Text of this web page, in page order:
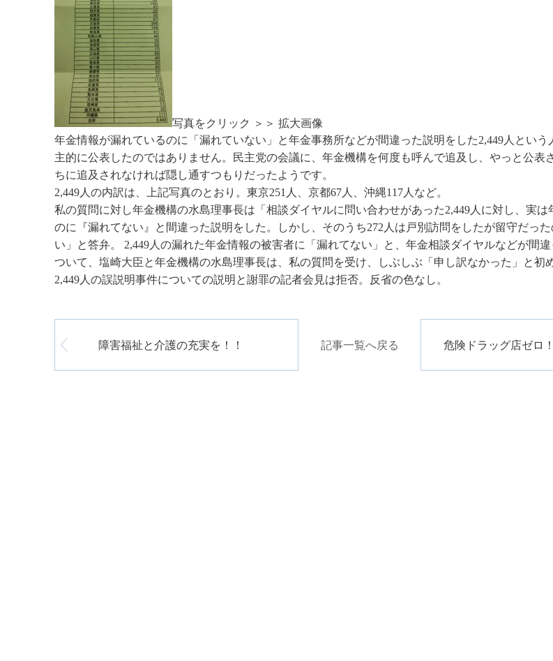
写真をクリック ＞＞ 拡大画像
年金情報が漏れているのに「漏れていない」と年金事務所などが間違った説明をした2,449人という
主的に公表したのではありません。民主党の会議に、年金機構を何度も呼んで追及し、やっと公表
ちに追及されなければ隠し通すつもりだったようです。
2,449人の内訳は、上記写真のとおり。東京251人、京都67人、沖縄117人など。
私の質問に対し年金機構の水島理事長は「相談ダイヤルに問い合わせがあった2,449人に対し、実は
のに『漏れてない』と間違った説明をした。しかし、そのうち272人は戸別訪問をしたが留守だっ
い」と答弁。 2,449人の漏れた年金情報の被害者に「漏れてない」と、年金相談ダイヤルなどが間
ついて、塩崎大臣と年金機構の水島理事長は、私の質問を受け、しぶしぶ「申し訳なかった」と初
2,449人の誤説明事件についての説明と謝罪の記者会見は拒否。反省の色なし。
障害福祉と介護の充実を！！ 記事一覧へ戻る